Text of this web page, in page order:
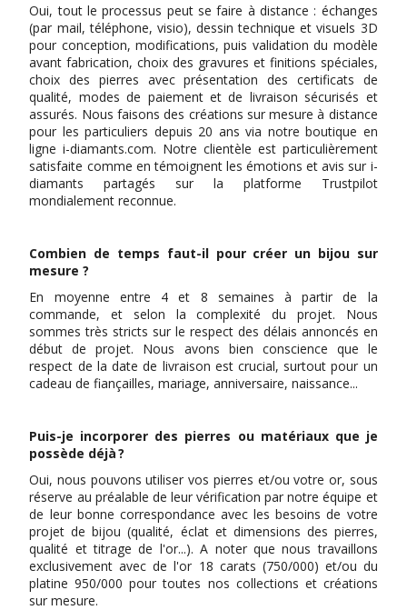
Oui, tout le processus peut se faire à distance : échanges
(par mail, téléphone, visio), dessin technique et visuels 3D
pour conception, modifications, puis validation du modèle
avant fabrication, choix des gravures et finitions spéciales,
choix des pierres avec présentation des certificats de
qualité, modes de paiement et de livraison sécurisés et
assurés. Nous faisons des créations sur mesure à distance
pour les particuliers depuis 20 ans via notre boutique en
ligne i-diamants.com. Notre clientèle est particulièrement
satisfaite comme en témoignent les émotions et avis sur i-
diamants partagés sur la platforme Trustpilot
mondialement reconnue.
Combien de temps faut-il pour créer un bijou sur
mesure ?
En moyenne entre 4 et 8 semaines à partir de la
commande, et selon la complexité du projet. Nous
sommes très stricts sur le respect des délais annoncés en
début de projet. Nous avons bien conscience que le
respect de la date de livraison est crucial, surtout pour un
cadeau de fiançailles, mariage, anniversaire, naissance...
Puis-je incorporer des pierres ou matériaux que je
possède déjà ?
Oui, nous pouvons utiliser vos pierres et/ou votre or, sous
réserve au préalable de leur vérification par notre équipe et
de leur bonne correspondance avec les besoins de votre
projet de bijou (qualité, éclat et dimensions des pierres,
qualité et titrage de l'or...). A noter que nous travaillons
exclusivement avec de l'or 18 carats (750/000) et/ou du
platine 950/000 pour toutes nos collections et créations
sur mesure.